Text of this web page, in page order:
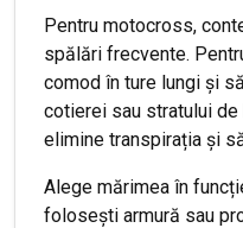
Pentru motocross,
spălări frecvente.
comod în ture lungi și
cotierei sau stratului
elimine transpirația și
Alege mărimea în
folosești armură sau